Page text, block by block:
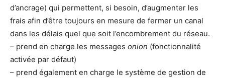
d’ancrage) qui permettent, si besoin, d’augmenter les
frais afin d’être toujours en mesure de fermer un canal
dans les délais quel que soit l’encombrement du réseau.
– prend en charge les messages onion (fonctionnalité
activée par défaut)
– prend également en charge le système de gestion de